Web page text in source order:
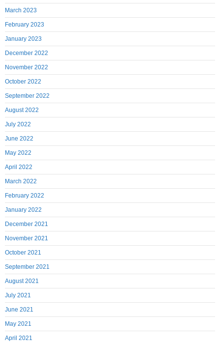
March 2023
February 2023
January 2023
December 2022
November 2022
October 2022
September 2022
August 2022
July 2022
June 2022
May 2022
April 2022
March 2022
February 2022
January 2022
December 2021
November 2021
October 2021
September 2021
August 2021
July 2021
June 2021
May 2021
April 2021